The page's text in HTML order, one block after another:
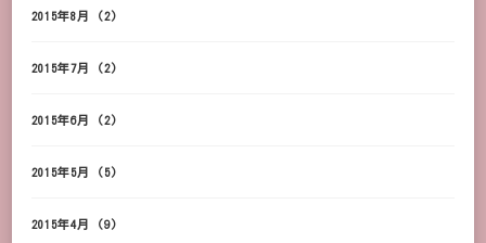
2015年8月 (2)
2015年7月 (2)
2015年6月 (2)
2015年5月 (5)
2015年4月 (9)